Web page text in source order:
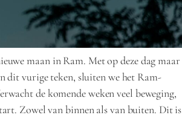
maan in Ram. Met op deze dag maar
dit vurige teken, sluiten we het Ram-
de komende weken veel beweging,
Zowel van binnen als van buiten. Dit is